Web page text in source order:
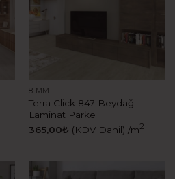
8 MM
Terra Click 847 Beydağ
Laminat Parke
365,00₺ (KDV Dahil) /m2